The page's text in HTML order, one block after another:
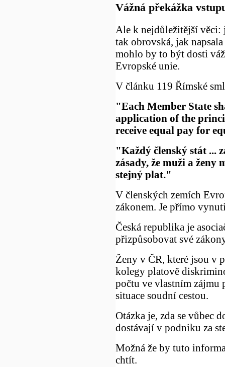
Vážná překážka
Ale k nejdůležitější věci:
tak obrovská, jak
mohlo by to být dosti
Evropské unie.
V článku 119 Římské
"Each Member State
application of the
receive equal pay for
"Každý členský stát ...
zásady, že muži a ženy
stejný plat."
V členských zemích
zákonem. Je přímo
Česká republika je
přizpůsobovat své
Ženy v ČR, které jsou v
kolegy platově
počtu ve vlastním zájmu
situace soudní cestou.
Otázka je, zda se vůbec
dostávají v podniku za
Možná že by tuto
chtít.